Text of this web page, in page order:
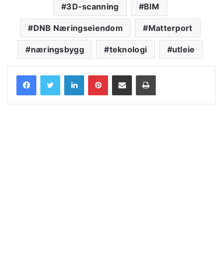
3D-scanning BIM
DNB Næringseiendom Matterport
næringsbygg teknologi utleie
LinkedInPinterestShare via Email Print